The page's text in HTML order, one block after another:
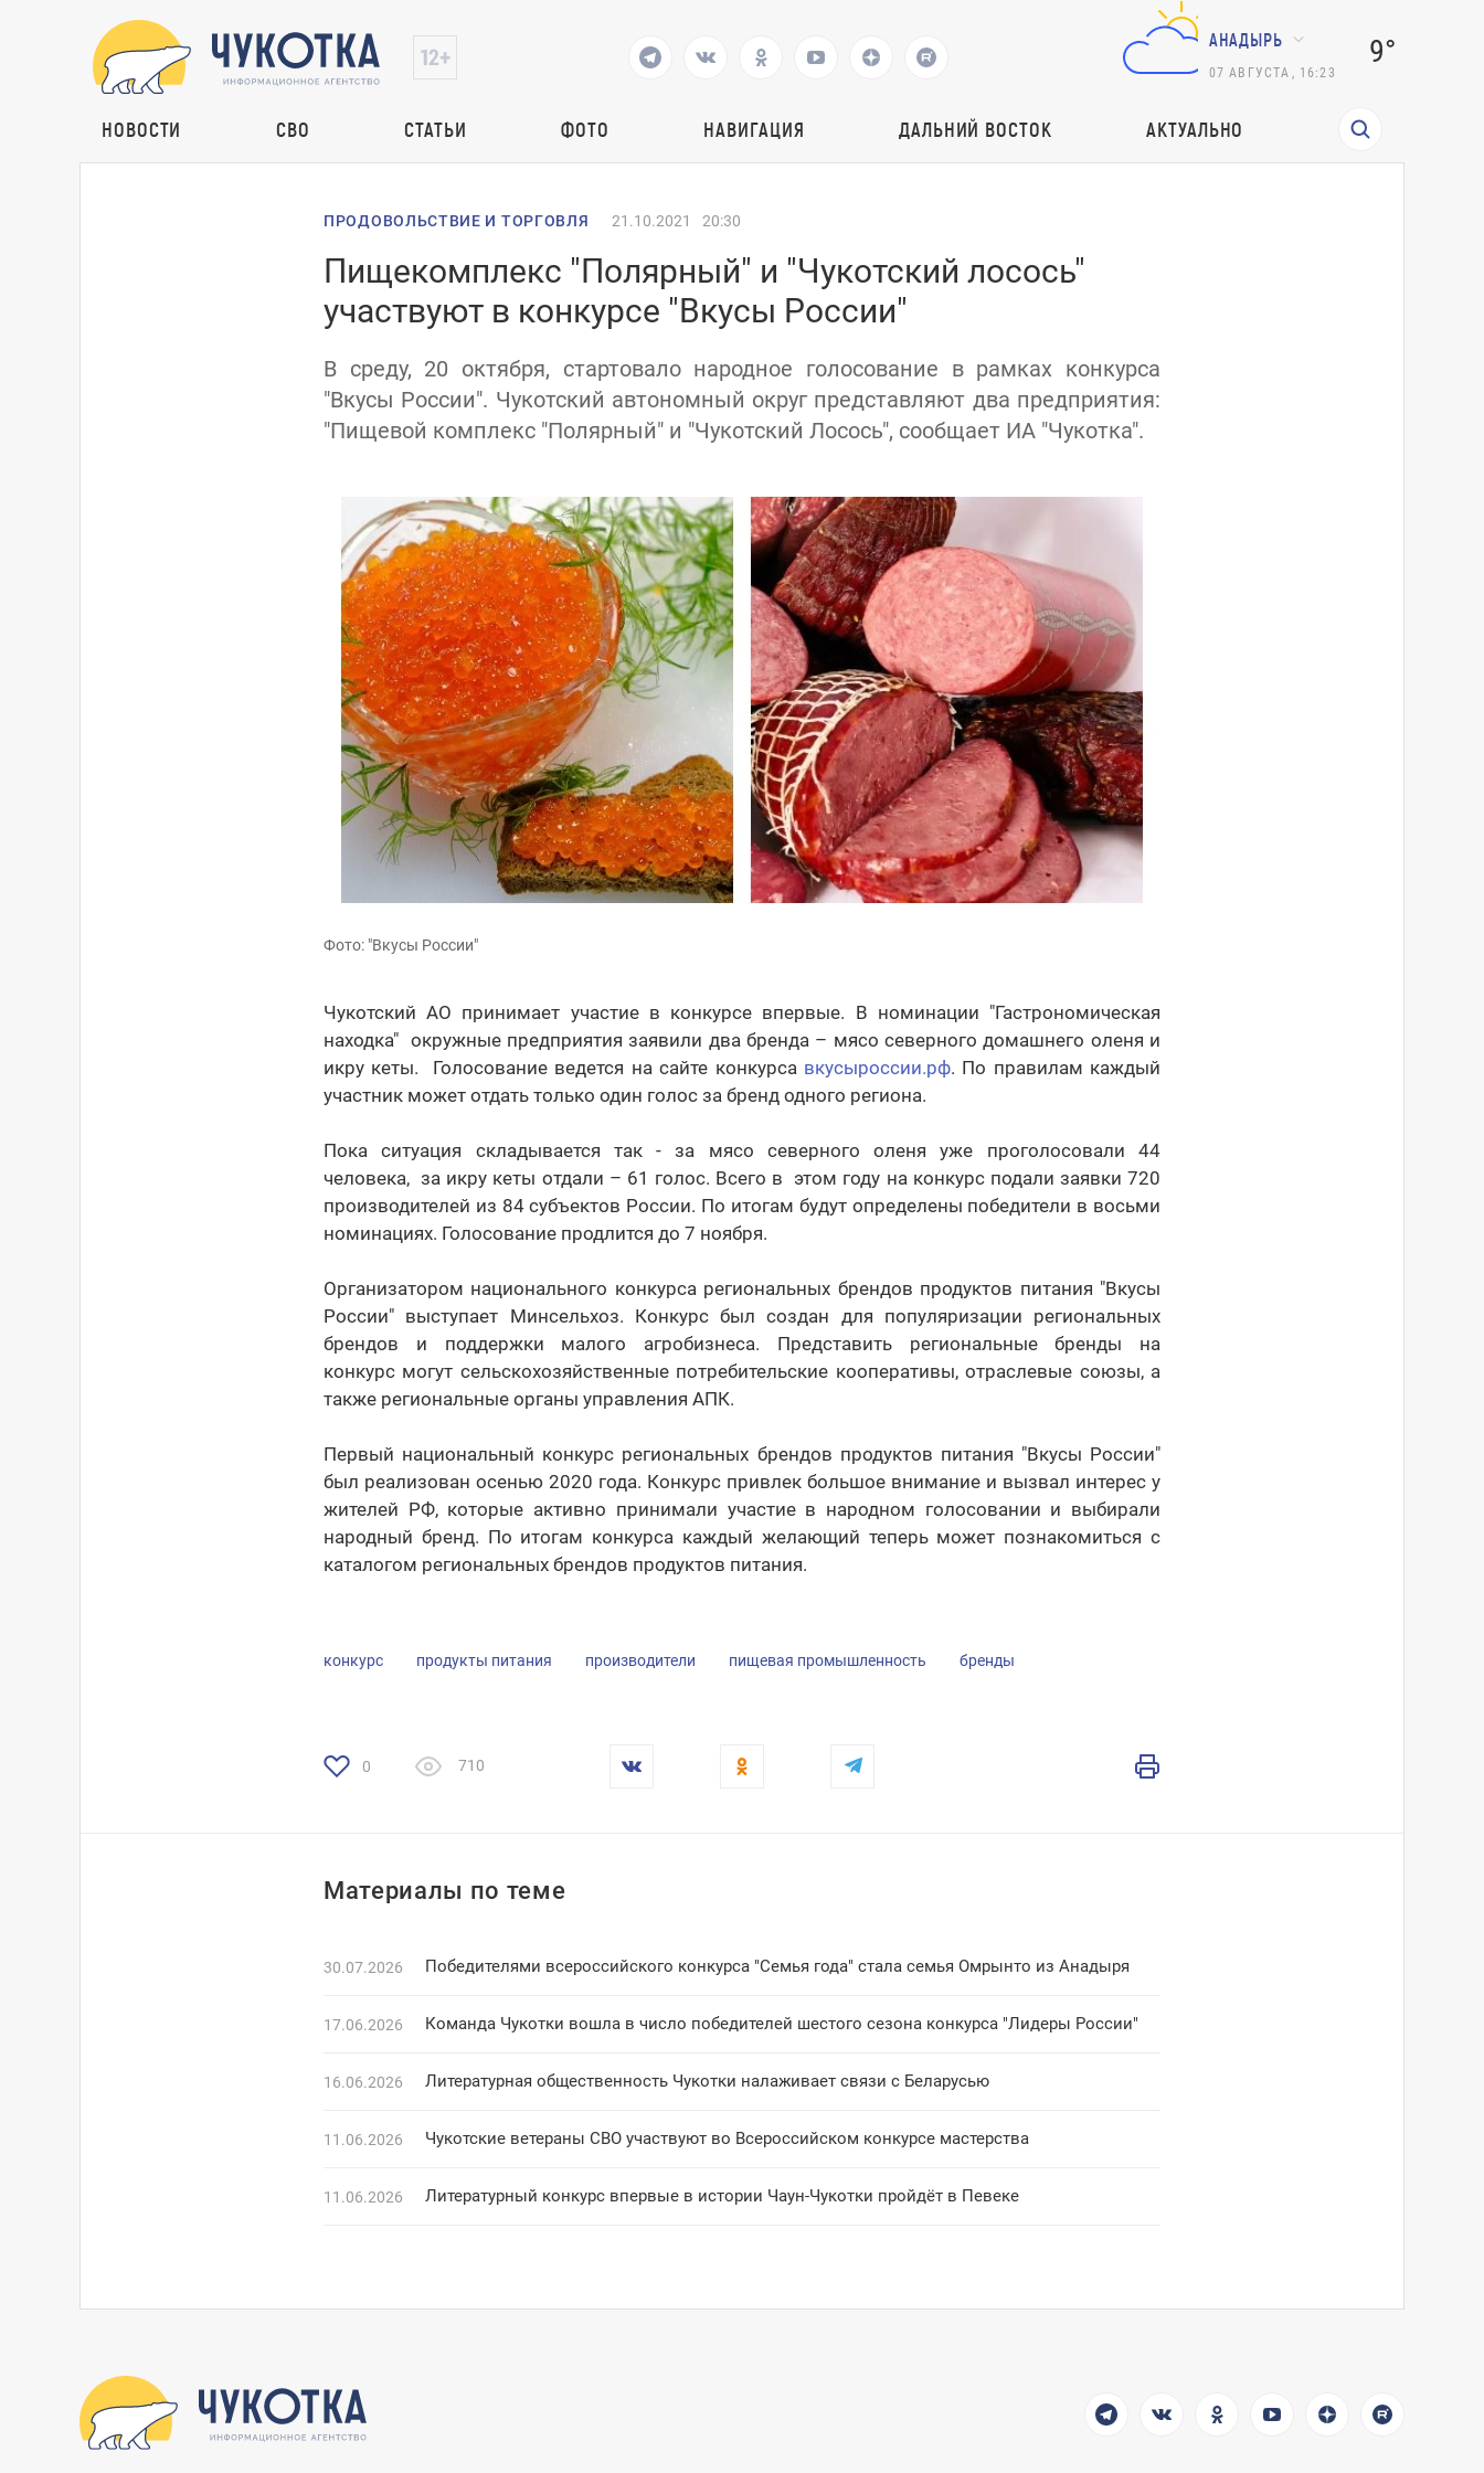
АНАДЫРЬ
07 АВГУСТА 16:23
9°
НОВОСТИ СВО СТАТЬИ ФОТО НАВИГАЦИЯ ДАЛЬНИЙ ВОСТОК АКТУАЛЬНО
ПРОДОВОЛЬСТВИЕ И ТОРГОВЛЯ 21.10.2021 20:30
Пищекомплекс "Полярный" и "Чукотский лосось"
участвуют в конкурсе "Вкусы России"
В среду, 20 октября, стартовало народное голосование в рамках конкурса
"Вкусы России". Чукотский автономный округ представляют два предприятия:
"Пищевой комплекс "Полярный" и "Чукотский Лосось", сообщает ИА "Чукотка".
Фото: "Вкусы России"
Чукотский АО принимает участие в конкурсе впервые. В номинации "Гастрономическая
находка" окружные предприятия заявили два бренда – мясо северного домашнего оленя и
икру кеты. Голосование ведется на сайте конкурса вкусыроссии.рф. По правилам каждый
участник может отдать только один голос за бренд одного региона.
Пока ситуация складывается так - за мясо северного оленя уже проголосовали 44
человека, за икру кеты отдали – 61 голос. Всего в этом году на конкурс подали заявки 720
производителей из 84 субъектов России. По итогам будут определены победители в восьми
номинациях. Голосование продлится до 7 ноября.
Организатором национального конкурса региональных брендов продуктов питания "Вкусы
России" выступает Минсельхоз. Конкурс был создан для популяризации региональных
брендов и поддержки малого агробизнеса. Представить региональные бренды на
конкурс могут сельскохозяйственные потребительские кооперативы, отраслевые союзы, а
также региональные органы управления АПК.
Первый национальный конкурс региональных брендов продуктов питания "Вкусы России"
был реализован осенью 2020 года. Конкурс привлек большое внимание и вызвал интерес у
жителей РФ, которые активно принимали участие в народном голосовании и выбирали
народный бренд. По итогам конкурса каждый желающий теперь может познакомиться с
каталогом региональных брендов продуктов питания.
конкурс продукты питания производители пищевая промышленность бренды
0 710
Материалы по теме
30.07.2026 Победителями всероссийского конкурса "Семья года" стала семья Омрынто из Анадыря
17.06.2026 Команда Чукотки вошла в число победителей шестого сезона конкурса "Лидеры России"
16.06.2026 Литературная общественность Чукотки налаживает связи с Беларусью
11.06.2026 Чукотские ветераны СВО участвуют во Всероссийском конкурсе мастерства
11.06.2026 Литературный конкурс впервые в истории Чаун-Чукотки пройдёт в Певеке